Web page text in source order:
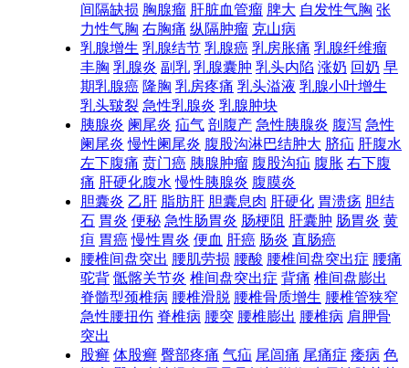
间隔缺损 胸腺瘤 肝脏血管瘤 脾大 自发性气胸 张
力性气胸 右胸痛 纵隔肿瘤 克山病
乳腺增生 乳腺结节 乳腺癌 乳房胀痛 乳腺纤维瘤
丰胸 乳腺炎 副乳 乳腺囊肿 乳头内陷 涨奶 回奶 早
期乳腺癌 隆胸 乳房疼痛 乳头溢液 乳腺小叶增生
乳头皲裂 急性乳腺炎 乳腺肿块
胰腺炎 阑尾炎 疝气 剖腹产 急性胰腺炎 腹泻 急性
阑尾炎 慢性阑尾炎 腹股沟淋巴结肿大 脐疝 肝腹水
左下腹痛 贲门癌 胰腺肿瘤 腹股沟疝 腹胀 右下腹
痛 肝硬化腹水 慢性胰腺炎 腹膜炎
胆囊炎 乙肝 脂肪肝 胆囊息肉 肝硬化 胃溃疡 胆结
石 胃炎 便秘 急性肠胃炎 肠梗阻 肝囊肿 肠胃炎 黄
疸 胃癌 慢性胃炎 便血 肝癌 肠炎 直肠癌
腰椎间盘突出 腰肌劳损 腰酸 腰椎间盘突出症 腰痛
驼背 骶髂关节炎 椎间盘突出症 背痛 椎间盘膨出
脊髓型颈椎病 腰椎滑脱 腰椎骨质增生 腰椎管狭窄
急性腰扭伤 脊椎病 腰突 腰椎膨出 腰椎病 肩胛骨
突出
股癣 体股癣 臀部疼痛 气疝 尾闾痛 尾痛症 痿病 色